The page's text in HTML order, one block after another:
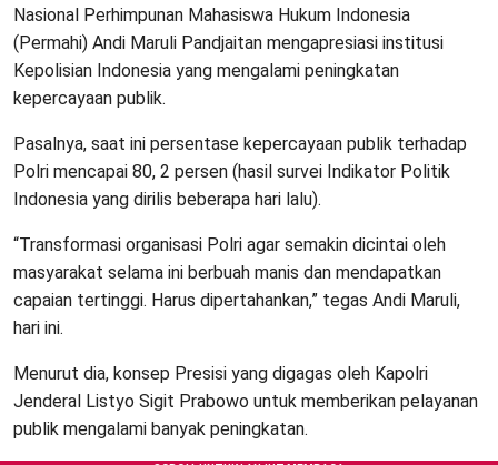
Nasional Perhimpunan Mahasiswa Hukum Indonesia
(Permahi) Andi Maruli Pandjaitan mengapresiasi institusi
Kepolisian Indonesia yang mengalami peningkatan
kepercayaan publik.
Pasalnya, saat ini persentase kepercayaan publik terhadap
Polri mencapai 80, 2 persen (hasil survei Indikator Politik
Indonesia yang dirilis beberapa hari lalu).
“Transformasi organisasi Polri agar semakin dicintai oleh
masyarakat selama ini berbuah manis dan mendapatkan
capaian tertinggi. Harus dipertahankan,” tegas Andi Maruli,
hari ini.
Menurut dia, konsep Presisi yang digagas oleh Kapolri
Jenderal Listyo Sigit Prabowo untuk memberikan pelayanan
publik mengalami banyak peningkatan.